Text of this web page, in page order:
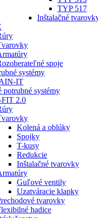
TYP 517
Inštalačné
spoje
systémy
IT
potrubné systémy
2.0
Kolená a oblúky
Spojky
T-kusy
Redukcie
Inštalačné tvarovky
Guľové ventily
Uzatváracie klapky
tvarovky
hadice